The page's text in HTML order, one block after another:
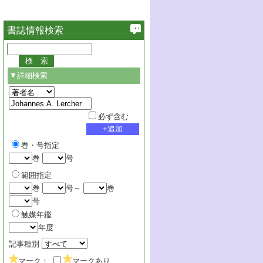
書誌情報検索
▼詳細検索
必ず含む
巻・号指定
巻
号
範囲指定
巻
号～
巻
号
触媒年鑑
年度
記事種別
マーク：
マークあり